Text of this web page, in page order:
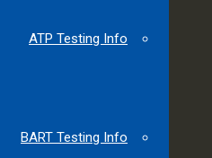
ATP Testing Info
BART Testing Info